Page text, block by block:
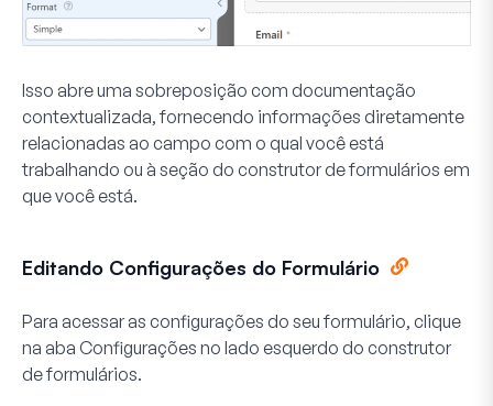
Isso abre uma sobreposição com documentação
contextualizada, fornecendo informações diretamente
relacionadas ao campo com o qual você está
trabalhando ou à seção do construtor de formulários em
que você está.
Editando Configurações do Formulário
Para acessar as configurações do seu formulário, clique
na aba Configurações no lado esquerdo do construtor
de formulários.